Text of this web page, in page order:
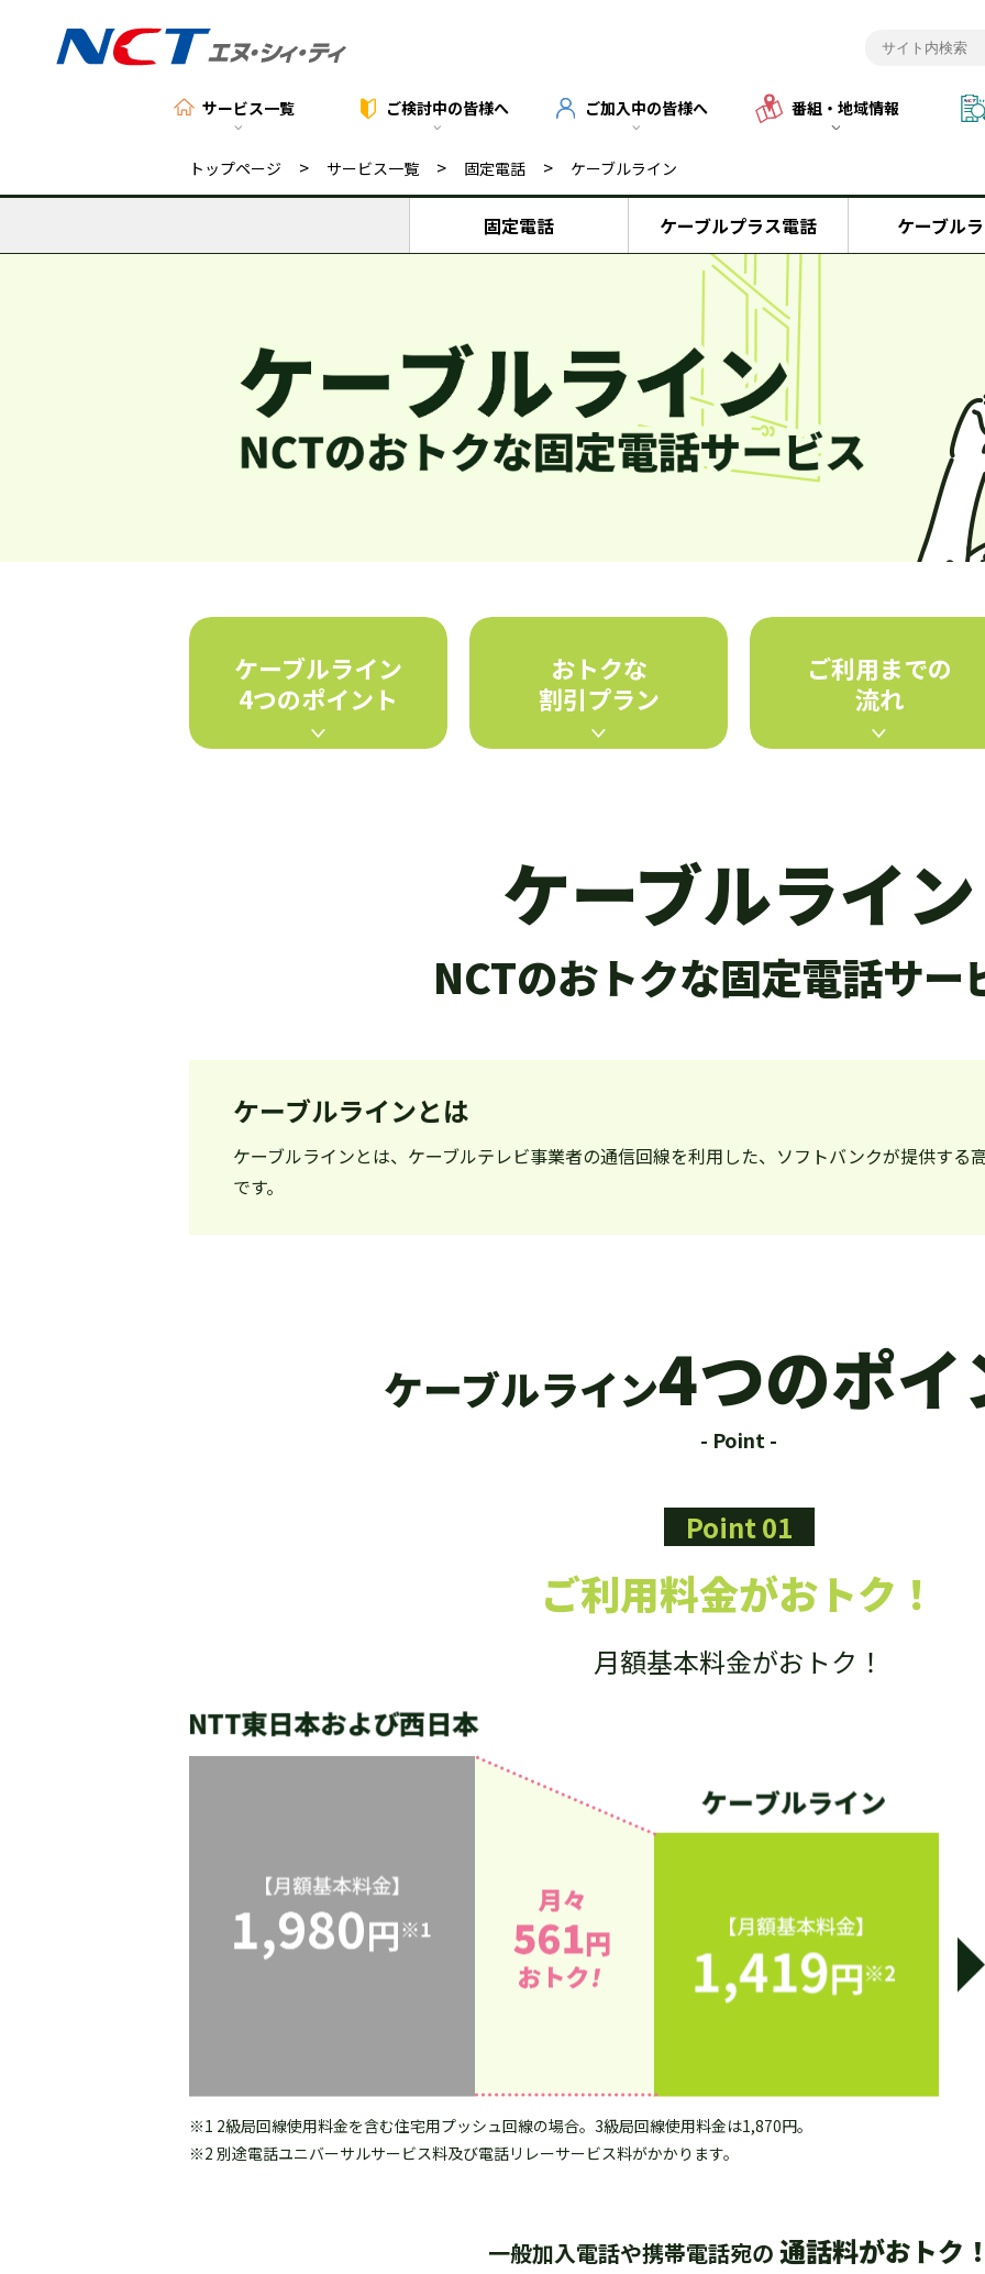
サービス一覧 ご検討中の皆様へ ご加入中の皆様へ 番組・地域情報
トップページ > サービス一覧 > 固定電話 > ケーブルライン
固定電話 ケーブルプラス電話 ケーブル
ケーブルライン
4つのポイント
おトクな
割引プラン
ご利用までの
流れ
ケーブルライン
NCTのおトクな固定電話サー
ケーブルラインとは
ケーブルラインとは、ケーブルテレビ事業者の通信回線を利用した、ソフトバンクが提供する
です。
ケーブルライン4つのポイ
- Point -
Point 01
ご利用料金がおトク！
月額基本料金がおトク！
※1 2級局回線使用料金を含む住宅用プッシュ回線の場合。3級局回線使用料金は1,870円。
※2 別途電話ユニバーサルサービス料及び電話リレーサービス料がかかります。
一般加入電話や携帯電話宛の 通話料がおトク